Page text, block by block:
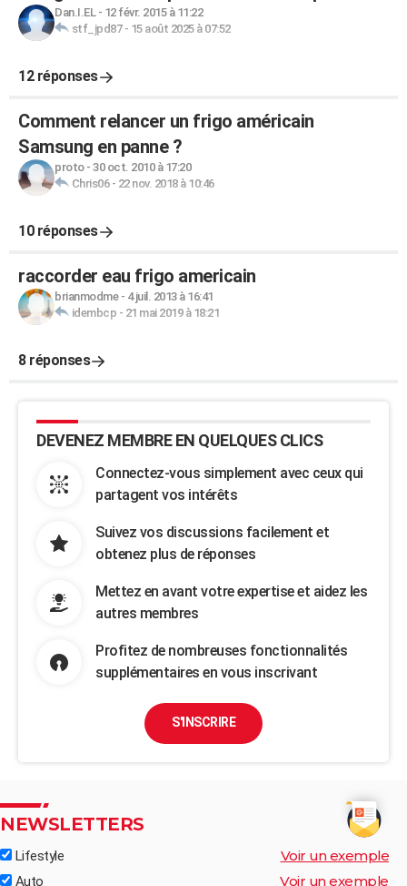
Dan.I.EL- 12 févr. 2015 à 11:22
stf_jpd87- 15 août 2025 à 07:52
12 réponses
Comment relancer un frigo américain
Samsung en panne ?
proto- 30 oct. 2010 à 17:20
Chris06- 22 nov. 2018 à 10:46
10 réponses
raccorder eau frigo americain
brianmodme- 4 juil. 2013 à 16:41
idembcp - 21 mai 2019 à 18:21
8 réponses
DEVENEZ MEMBRE EN QUELQUES CLICS
Connectez-vous simplement avec ceux qui
partagent vos intérêts
Suivez vos discussions facilement et
obtenez plus de réponses
Mettez en avant votre expertise et aidez les
autres membres
Profitez de nombreuses fonctionnalités
supplémentaires en vous inscrivant
S'INSCRIRE
NEWSLETTERS
Lifestyle Voir un exemple
Auto Voir un exemple